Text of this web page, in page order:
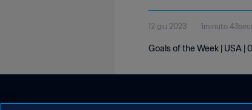
12 giu 2023 1minuto
Goals of the Week | USA |